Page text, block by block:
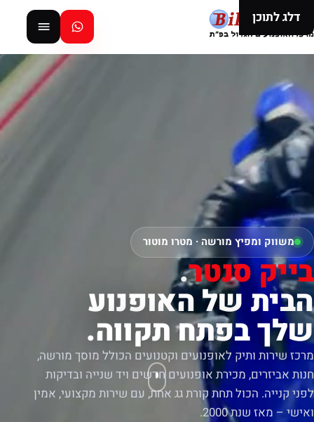
דלג לתוכן
משווק ומפיץ מורשה · מטרו מוטור
בייק סנטר.
הבית של האופנוע
שלך בפתח תקווה.
מרכז שירות ותיק לאופנועים וקטנועים הכולל מוסך מורשה,
חנות אביזרים, מכירת אופנועים חדשים ויד שנייה ובדיקות
לפני קנייה. הכול תחת קורת גג אחת, עם שירות מקצועי, אמין
ואישי – מאז שנת 2000.